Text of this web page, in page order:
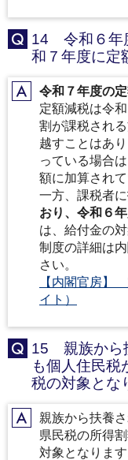
Q
14 令和６年
和７年度に定
A令和７年度の
定額減税は令
割が課税され
越すことはあ
っている場合
額に加算されて
一方、課税者に
おり、令和６
は、給付金の
制度の詳細は
さい。
【内閣官房】
イト）
Q
15 親族から
も個人住民税
税の対象とな
A親族から扶養
県民税の所得
対象となりま